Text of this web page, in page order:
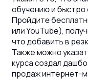
обучению и
Пройдите
или YouTube),
что добавить в
Также можно
курса создал
продаж интернет-